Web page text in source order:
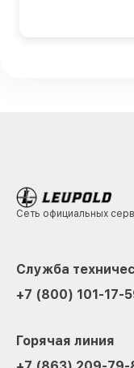
Сеть официальных
Служба
+7 (800) 101-17-
Горячая линия